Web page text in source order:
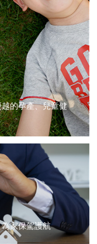
的孕產、兒童健
家保駕護航